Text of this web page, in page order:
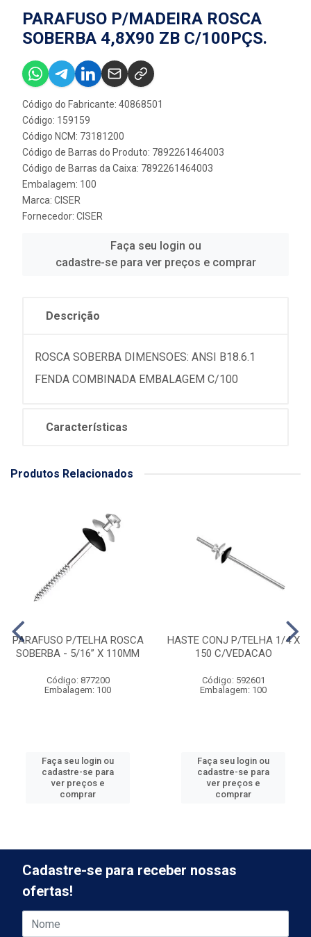
PARAFUSO P/MADEIRA ROSCA
SOBERBA 4,8X90 ZB C/100PÇS.
Código do Fabricante: 40868501
Código: 159159
Código NCM: 73181200
Código de Barras do Produto: 7892261464003
Código de Barras da Caixa: 7892261464003
Embalagem: 100
Marca: CISER
Fornecedor: CISER
Faça seu login ou
cadastre-se para ver preços e comprar
Descrição
ROSCA SOBERBA DIMENSOES: ANSI B18.6.1
FENDA COMBINADA EMBALAGEM C/100
Características
Produtos Relacionados
PARAFUSO P/TELHA ROSCA
SOBERBA - 5/16” X 110MM
Código: 877200
Embalagem: 100
Faça seu login ou
cadastre-se para
ver preços e
comprar
HASTE CONJ P/TELHA 1/4 X
150 C/VEDACAO
Código: 592601
Embalagem: 100
Faça seu login ou
cadastre-se para
ver preços e
comprar
Cadastre-se para receber nossas
ofertas!